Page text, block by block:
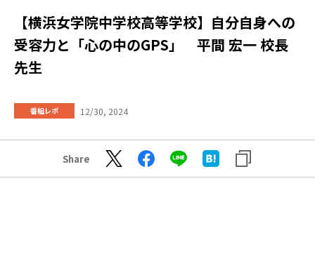
【横浜女学院中学校高等学校】自分自身への
受容力と「心の中のGPS」 平間 宏一 校長
先生
番組レポ 12/30, 2024
Share